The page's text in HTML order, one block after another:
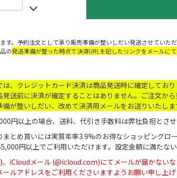
す。予約注文として承り販売準備が整いしだい発送させてい
の発送準備が整った時点で決済URLを記したリンクをメールに
、クレジットカード決済は商品発送時に確定してお
発送前に決済が確定することはありません。ご注文か
が整いしだい、改めて決済用メールをお送りいたし
円以上の場合、送料、代引き手数料は弊社負担とさせ
とめ買いには実質年率3.9%のお得なショッピングロー
円以上でご利用いただけます。設定金額に満たな
iCloudメール (@icloud.com)にてメールが届かないな
ルアドレスをご利用くださいますようお願い申し上げ